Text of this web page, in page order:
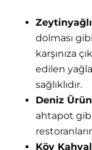
dolması
karşınıza
edilen
sağlıklıdır.
Deniz
ahtapot
Köy